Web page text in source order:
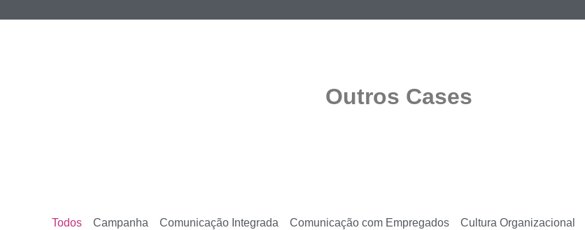
Outros Cases
Todos Campanha Comunicação Integrada Comunicação com Empregados Cultura Organizacional